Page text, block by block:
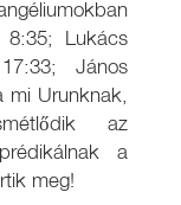
Lukács
János
Urunknak,
az
a
meg!